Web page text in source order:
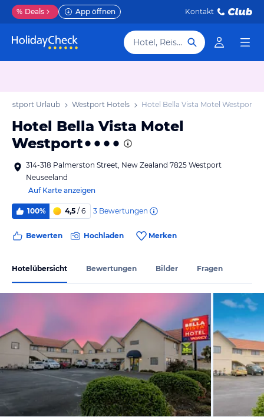
% Deals App öffnen Kontakt
Hotel, Reiseziel
Westport Urlaub Westport Hotels Hotel Bella Vista Motel Westport
Hotel Bella Vista Motel
Westport
314-318 Palmerston Street, New Zealand 7825 Westport
Neuseeland
Auf Karte anzeigen
100% 4,5 / 6 3 Bewertungen
Bewerten Hochladen Merken
Hotelübersicht Bewertungen Bilder Fragen
von